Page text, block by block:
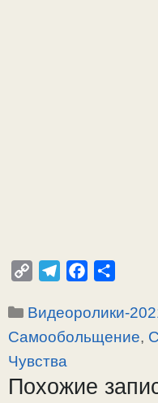
p
y
n
l
e
a
c
e
o
п
р
и
Рубрики
Видеоролики-
Самообольщение,
Чувства
Похожие